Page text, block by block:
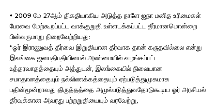
• 2009 மே 27ஆம் திகதியாகிய அடுத்த நாளே ஐநா மனித உரிமைகள்
பேரவை மேற்கூறப்பட்ட வாக்குறுதி உள்ளடக்கப்பட்ட தீர்மானமொன்றை
பின்வருமாறு நிறைவேற்றியது:
“ஓர் இராணுவத் தீர்வை இறுதியான தீர்வாக தான் கருதவில்லை என்று
இலங்கை ஜனாதிபதியினால் அண்மையில் வழங்கப்பட்ட
உத்தரவாதத்தையும் அத்துடன், இலங்கையில் நிலையான
சமாதானத்தையும் நல்லிணக்கத்தையும் ஏற்படுத்துமுகமாக
பதின்மூன்றாவது திருத்தத்தை அமுல்படுத்துவதோடுகூடிய ஓர் அரசியல்
தீர்வுக்கான அவரது பற்றறுதியையும் வரவேற்று,